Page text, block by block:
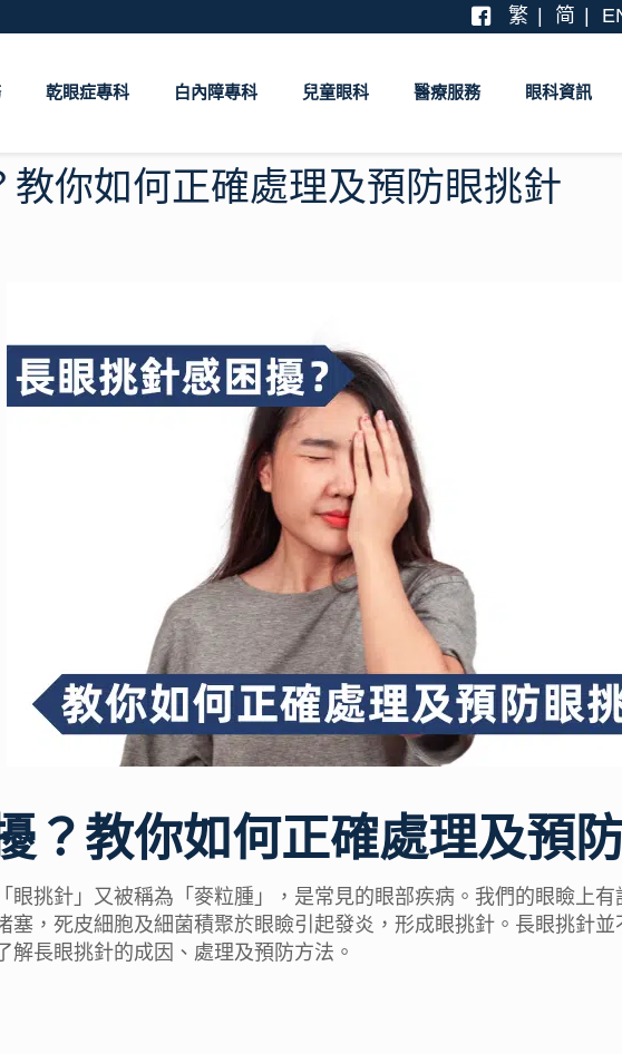
繁 简
乾眼症專科 白內障專科 兒童眼科 醫療服務 眼科資訊
教你如何正確處理及預防眼挑針
？教你如何正確處理及預
眼挑針」又被稱為「麥粒腫」，是常見的眼部疾病。我們的眼瞼上
塞，死皮細胞及細菌積聚於眼瞼引起發炎，形成眼挑針。長眼挑針
長眼挑針的成因、處理及預防方法。